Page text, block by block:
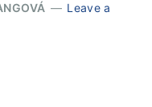
Leave a